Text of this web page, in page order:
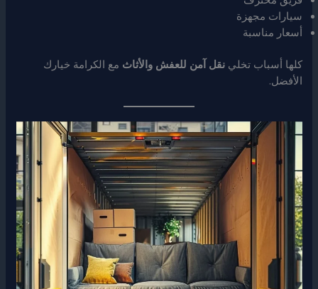
سيارات مجهزة
أسعار مناسبة
كلها أسباب تخلينقل آمن للعفش والأثاث مع الكرامة خيارك
الأفضل.